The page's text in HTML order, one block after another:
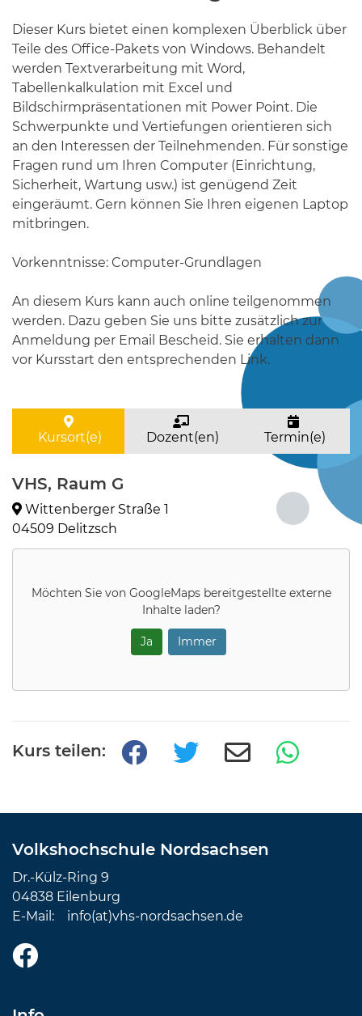
Dieser Kurs bietet einen komplexen Überblick über
Teile des Office-Pakets von Windows. Behandelt
werden Textverarbeitung mit Word,
Tabellenkalkulation mit Excel und
Bildschirmpräsentationen mit Power Point. Die
Schwerpunkte und Vertiefungen orientieren sich
an den Interessen der Teilnehmenden. Für sonstige
Fragen rund um Ihren Computer (Einrichtung,
Sicherheit, Wartung usw.) ist genügend Zeit
eingeräumt. Gern können Sie Ihren eigenen Laptop
mitbringen.
Vorkenntnisse: Computer-Grundlagen
An diesem Kurs kann auch online teilgenommen
werden. Dazu geben Sie uns bitte zusätzlich zur
Anmeldung per Email Bescheid. Sie erhalten dann
vor Kursstart den entsprechenden Link.
Kursort(e) Dozent(en) Termin(e)
VHS, Raum G
Wittenberger Straße 1
04509 Delitzsch
Möchten Sie von GoogleMapsbereitgestellte externe
Inhalte laden?
Ja Immer
Kurs teilen:
Volkshochschule Nordsachsen
Dr.-Külz-Ring 9
04838 Eilenburg
E-Mail: info(at)vhs-nordsachsen.de